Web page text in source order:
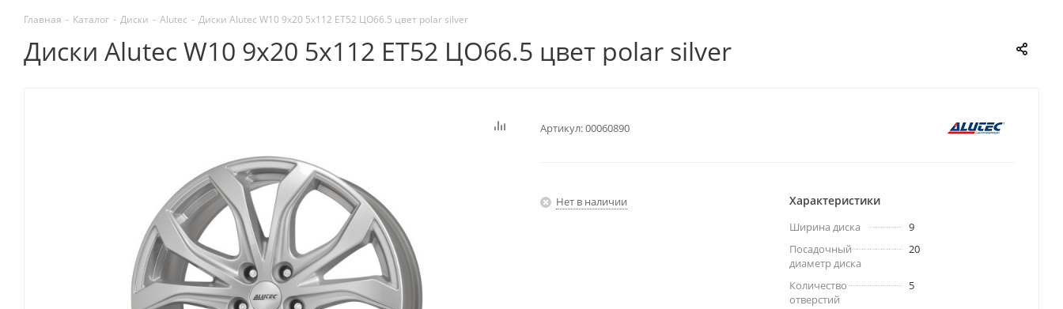
Главная - Каталог - Диски - Alutec - Диски Alutec W10 9x20 5x112 ET52 ЦО66.5 цвет polar silver
Диски Alutec W10 9x20 5x112 ET52 ЦО66.5 цвет polar silver
Артикул:00060890
Нет в наличии Характеристики
Ширина диска
9
Посадочный
диаметр диска
20
Количество
отверстий
5